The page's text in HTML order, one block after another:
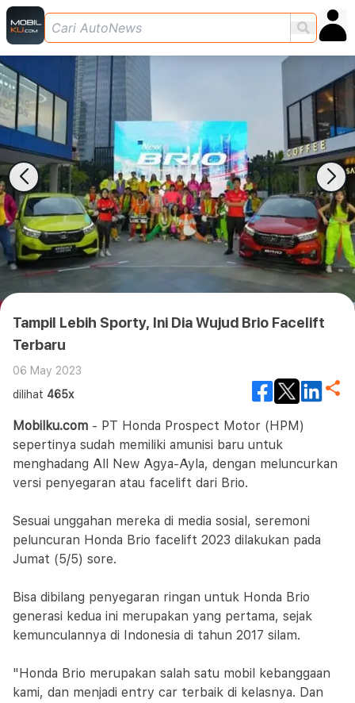
Tampil Lebih Sporty, Ini Dia Wujud Brio Facelift
Terbaru
06 May 2023
dilihat 465x
Mobilku.com - PT Honda Prospect Motor (HPM)
sepertinya sudah memiliki amunisi baru untuk
menghadang All New Agya-Ayla, dengan meluncurkan
versi penyegaran atau facelift dari Brio.
Sesuai unggahan mereka di media sosial, seremoni
peluncuran Honda Brio facelift 2023 dilakukan pada
Jumat (5/5) sore.
Bisa dibilang penyegaran ringan untuk Honda Brio
generasi kedua ini merupakan yang pertama, sejak
kemunculannya di Indonesia di tahun 2017 silam.
"Honda Brio merupakan salah satu mobil kebanggaan
kami, dan menjadi entry car terbaik di kelasnya. Dan